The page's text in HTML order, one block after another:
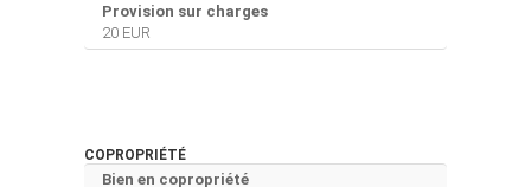
Provision sur charges
20 EUR
COPROPRIÉTÉ
Bien en copropriété